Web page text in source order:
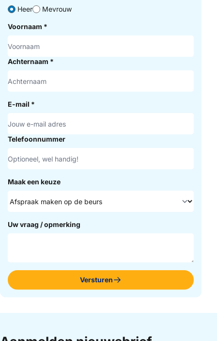
Heer
Mevrouw
Voornaam *
Achternaam *
E-mail *
Telefoonnummer
Maak een keuze
Uw vraag / opmerking
Versturen